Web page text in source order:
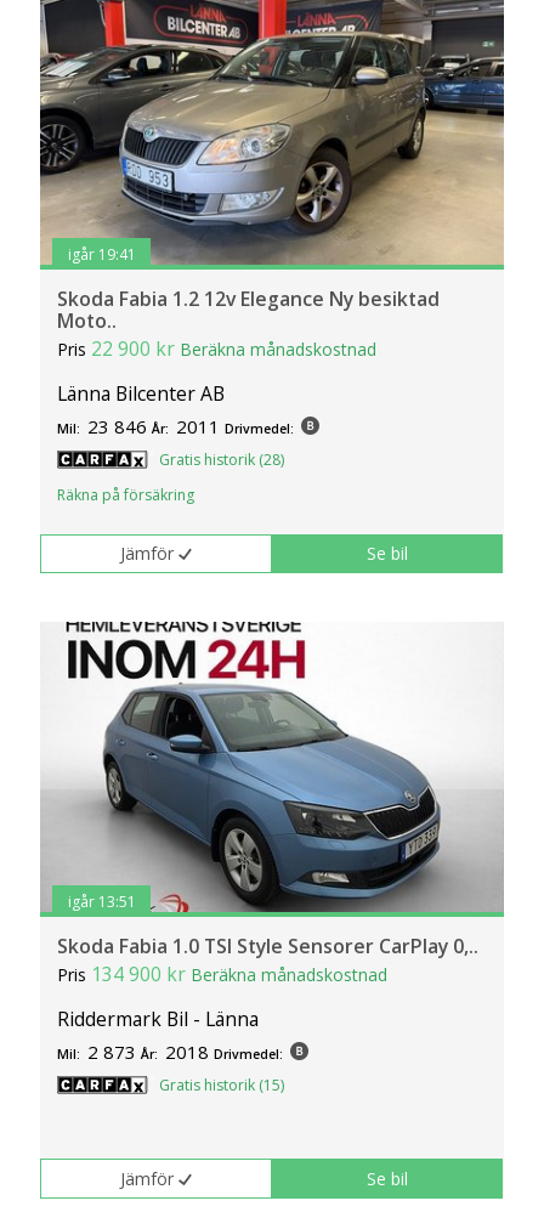
igår 19:41
Skoda Fabia 1.2 12v Elegance Ny besiktad
Moto..
Pris 22 900 kr Beräkna månadskostnad
Länna Bilcenter AB
Mil: 23 846 År: 2011 Drivmedel:
Gratis historik (28)
Räkna på försäkring
Jämför Se bil
igår 13:51
Skoda Fabia 1.0 TSI Style Sensorer CarPlay 0,..
Pris 134 900 kr Beräkna månadskostnad
Riddermark Bil - Länna
Mil: 2 873 År: 2018 Drivmedel:
Gratis historik (15)
Jämför Se bil